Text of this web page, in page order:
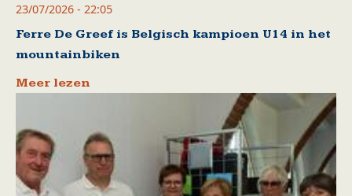
23/07/2026 - 22:05
Ferre De Greef is Belgisch kampioen U14 in het
mountainbiken
Meer lezen